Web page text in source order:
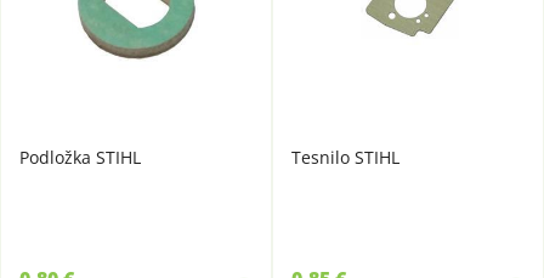
Podložka STIHL Tesnilo STIHL